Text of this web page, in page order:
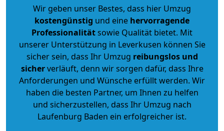
Wir geben unser Bestes, dass hier Umzug
kostengünstig und eine hervorragende
Professionalitätsowie Qualität bietet. Mit
unserer Unterstützung in Leverkusen können Sie
sicher sein, dass Ihr Umzug reibungslos und
sicherverläuft, denn wir sorgen dafür, dass Ihre
Anforderungen und Wünsche erfüllt werden. Wir
haben die besten Partner, um Ihnen zu helfen
und sicherzustellen, dass Ihr Umzug nach
Laufenburg Baden ein erfolgreicher ist.